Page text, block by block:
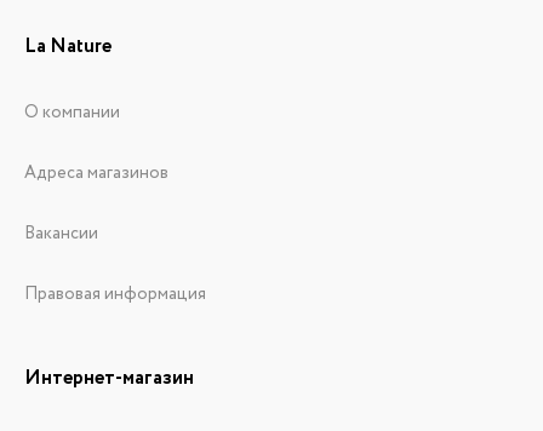
La Nature
О компании
Адреса магазинов
Вакансии
Правовая информация
Интернет-магазин